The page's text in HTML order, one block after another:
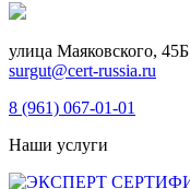
улица Маяковского, 45Б
surgut@cert-russia.ru
8 (961) 067-01-01
Наши услуги